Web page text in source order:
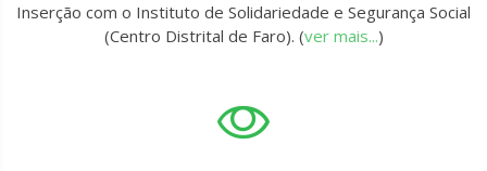
Inserção com o Instituto de Solidariedade e Segurança Social
(Centro Distrital de Faro). (ver mais...)